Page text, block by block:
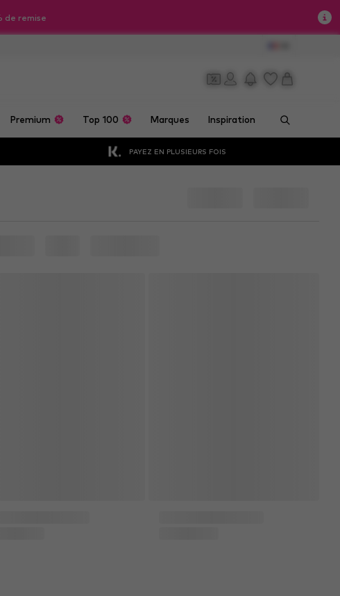
de remise
Premium Top 100 Marques Inspiration
PAYEZ EN PLUSIEURS FOIS